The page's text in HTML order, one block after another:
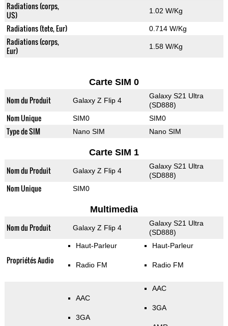
Radiations (corps,
US)
1.02 W/Kg
Radiations (tete, Eur) 0.714 W/Kg
Radiations (corps,
Eur)
1.58 W/Kg
Carte SIM 0
Nom du Produit Galaxy Z Flip 4
Galaxy S21 Ultra
(SD888)
Nom Unique SIM0 SIM0
Type de SIM Nano SIM Nano SIM
Carte SIM 1
Nom du Produit Galaxy Z Flip 4
Galaxy S21 Ultra
(SD888)
Nom Unique SIM0
Multimedia
Nom du Produit Galaxy Z Flip 4
Galaxy S21 Ultra
(SD888)
Propriétés Audio
Haut-Parleur
Radio FM
Haut-Parleur
Radio FM
AAC
3GA
AAC
3GA